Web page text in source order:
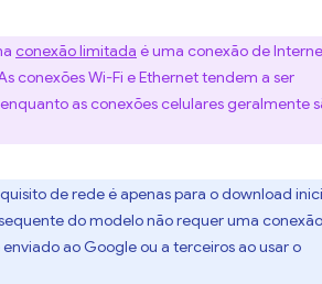
conexão limitada é uma conexão de
conexões Wi-Fi e Ethernet tendem a ser
as conexões celulares geralmente
de rede é apenas para o download
do modelo não requer uma
ao Google ou a terceiros ao usar o